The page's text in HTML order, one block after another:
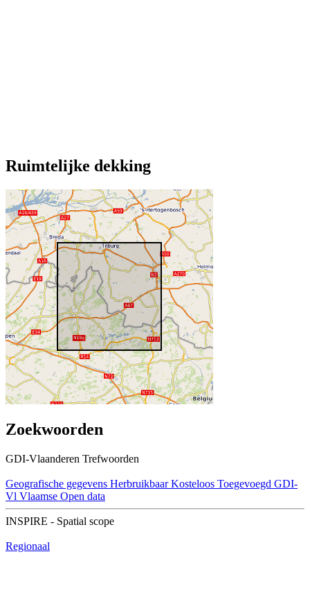
Ruimtelijke dekking
Zoekwoorden
GDI-Vlaanderen Trefwoorden
Geografische gegevens Herbruikbaar Kosteloos Toegevoegd GDI-
Vl Vlaamse Open data
INSPIRE - Spatial scope
Regionaal